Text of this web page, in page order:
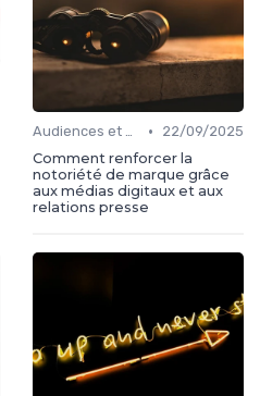
Audiences et engagement •
22/09/2025
Comment renforcer la
notoriété de marque grâce
aux médias digitaux et aux
relations presse